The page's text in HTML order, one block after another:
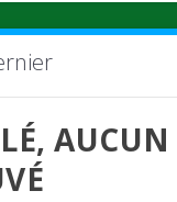
AUCUN